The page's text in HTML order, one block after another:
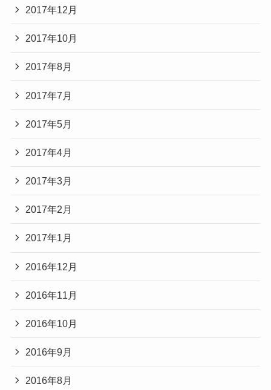
2017年12月
2017年10月
2017年8月
2017年7月
2017年5月
2017年4月
2017年3月
2017年2月
2017年1月
2016年12月
2016年11月
2016年10月
2016年9月
2016年8月